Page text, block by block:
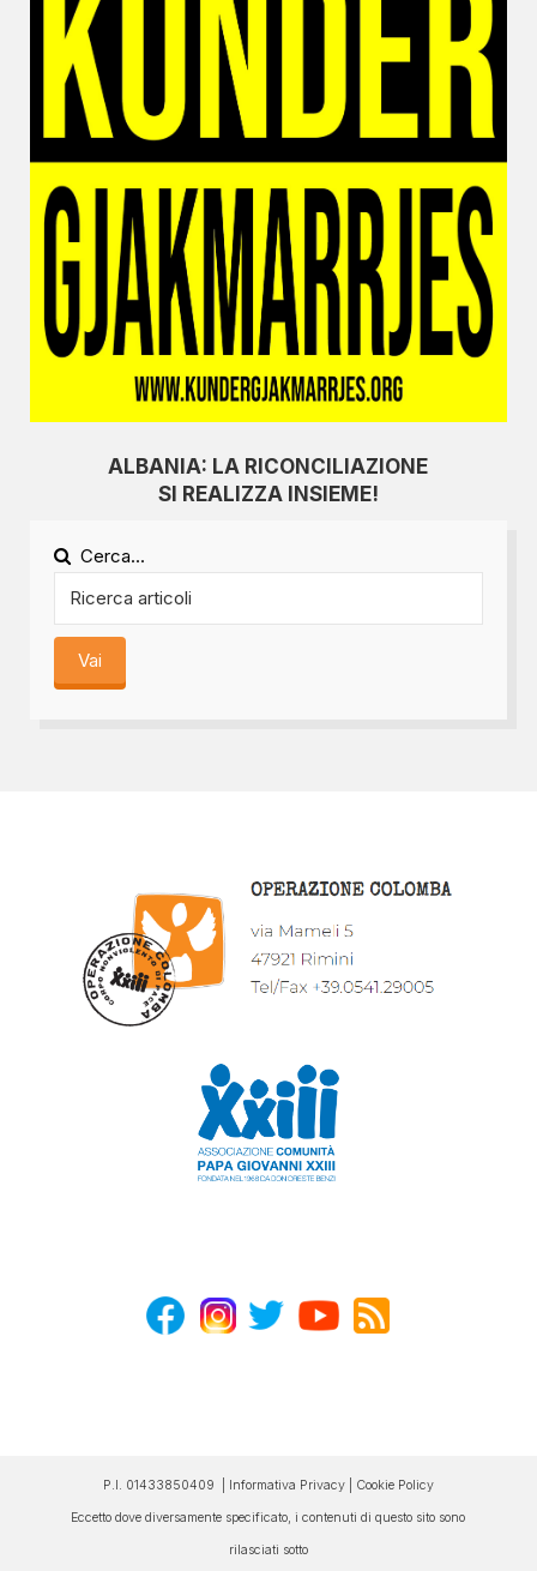
ALBANIA: LA RICONCILIAZIONE
SI REALIZZA INSIEME!
Cerca...
Vai
P.I. 01433850409 | Informativa Privacy| Cookie Policy
Eccetto dove diversamente specificato, i contenuti di questo sito sono
rilasciati sotto